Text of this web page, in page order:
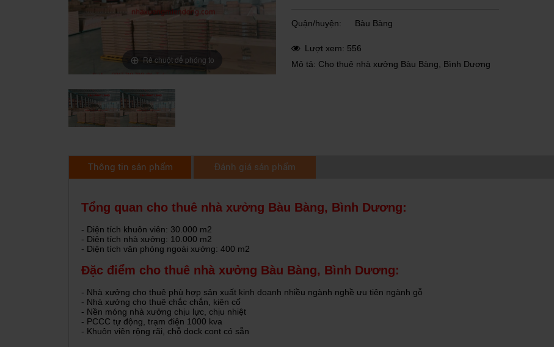
Rê chuột để phóng to
Quận/huyện: Bàu Bàng
Lượt xem: 556
Mô tả: Cho thuê nhà xưởng Bàu Bàng, Bình Dương
Thông tin sản phẩm Đánh giá sản phẩm
Tổng quan cho thuê nhà xưởng Bàu Bàng, Bình Dương:
- Diện tích khuôn viên: 30.000 m2
- Diện tích nhà xưởng: 10.000 m2
- Diện tích văn phòng ngoài xưởng: 400 m2
Đặc điểm cho thuê nhà xưởng Bàu Bàng, Bình Dương:
- Nhà xưởng cho thuê phù hợp sản xuất kinh doanh nhiều ngành nghề ưu tiên ngành gỗ
- Nhà xưởng cho thuê chắc chắn, kiên cố
- Nền móng nhà xưởng chịu lực, chịu nhiệt
- PCCC tự động, trạm điện 1000 kva
- Khuôn viên rộng rãi, chỗ dock cont có sẵn